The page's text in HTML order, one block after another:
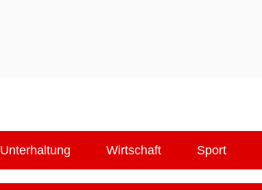
Unterhaltung Wirtschaft Sport